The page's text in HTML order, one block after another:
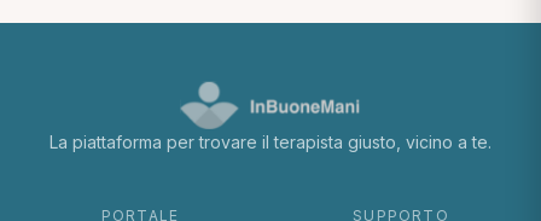
La piattaforma per trovare il terapista giusto, vicino a te.
PORTALE SUPPORTO